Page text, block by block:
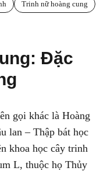
Trinh nữ hoàng cung
Đặc
gọi khác là Hoàng
lan – Thập bát học
khoa học cây trinh
L, thuộc họ Thủy